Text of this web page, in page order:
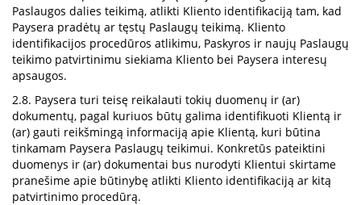
Paslaugos dalies teikimą, atlikti Kliento identifikaciją tam, kad
Paysera pradėtų ar tęstų Paslaugų teikimą. Kliento
identifikacijos procedūros atlikimu, Paskyros ir naujų Paslaugų
teikimo patvirtinimu siekiama Kliento bei Paysera interesų
apsaugos.
2.8. Paysera turi teisę reikalauti tokių duomenų ir (ar)
dokumentų, pagal kuriuos būtų galima identifikuoti Klientą ir
(ar) gauti reikšmingą informaciją apie Klientą, kuri būtina
tinkamam Paysera Paslaugų teikimui. Konkretūs pateiktini
duomenys ir (ar) dokumentai bus nurodyti Klientui skirtame
pranešime apie būtinybę atlikti Kliento identifikaciją ar kitą
patvirtinimo procedūrą.